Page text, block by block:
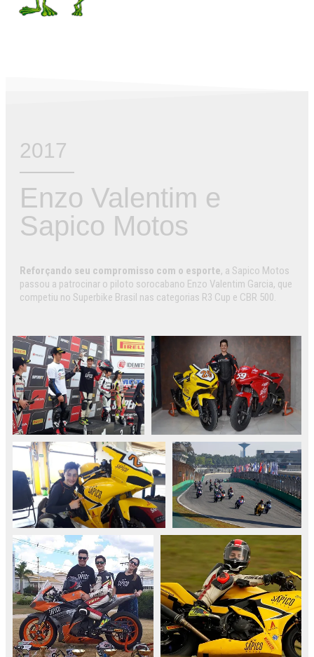
2017
Enzo Valentim e
Sapico Motos
Reforçando seu compromisso com o esporte, a Sapico Motos
passou a patrocinar o piloto sorocabano Enzo Valentim Garcia, que
competiu no Superbike Brasil nas categorias R3 Cup e CBR 500.